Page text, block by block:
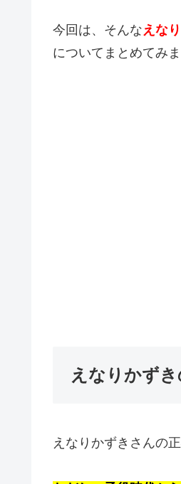
今回は、そんなえな
についてまとめてみま
えなりかず
えなりかずきさんの